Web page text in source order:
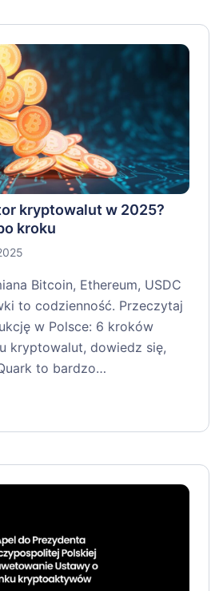
kryptowalut w 2025?
kroku
Bitcoin, Ethereum, USDC
to codzienność. Przeczytaj
w Polsce: 6 kroków
kryptowalut, dowiedz się,
to bardzo…